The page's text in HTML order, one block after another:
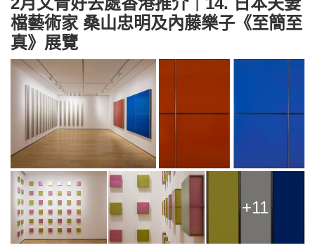
檔藝術家 桑山忠明及內藤樂子《至簡至
真》展覽
+11